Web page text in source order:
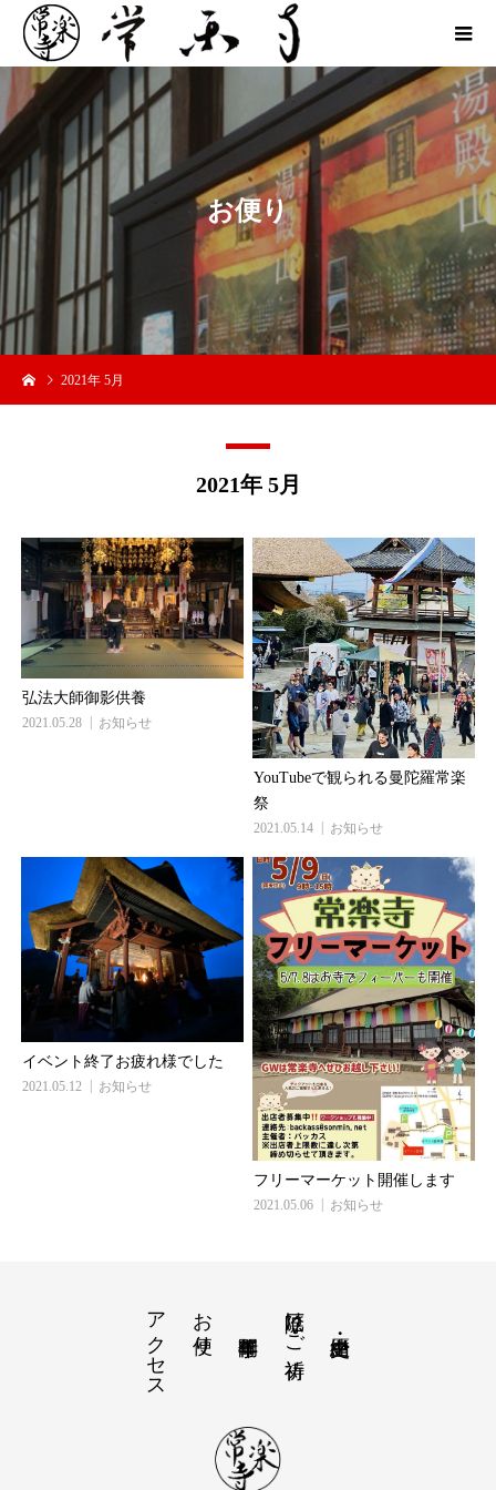
お便り
2021年 5月
2021年 5月
弘法大師御影供養
2021.05.28 お知らせ
YouTubeで観られる曼陀羅常楽
祭
2021.05.14 お知らせ
イベント終了お疲れ様でした
2021.05.12 お知らせ
フリーマーケット開催します
2021.05.06 お知らせ
厄除け・ご祈祷
お便り
アクセス